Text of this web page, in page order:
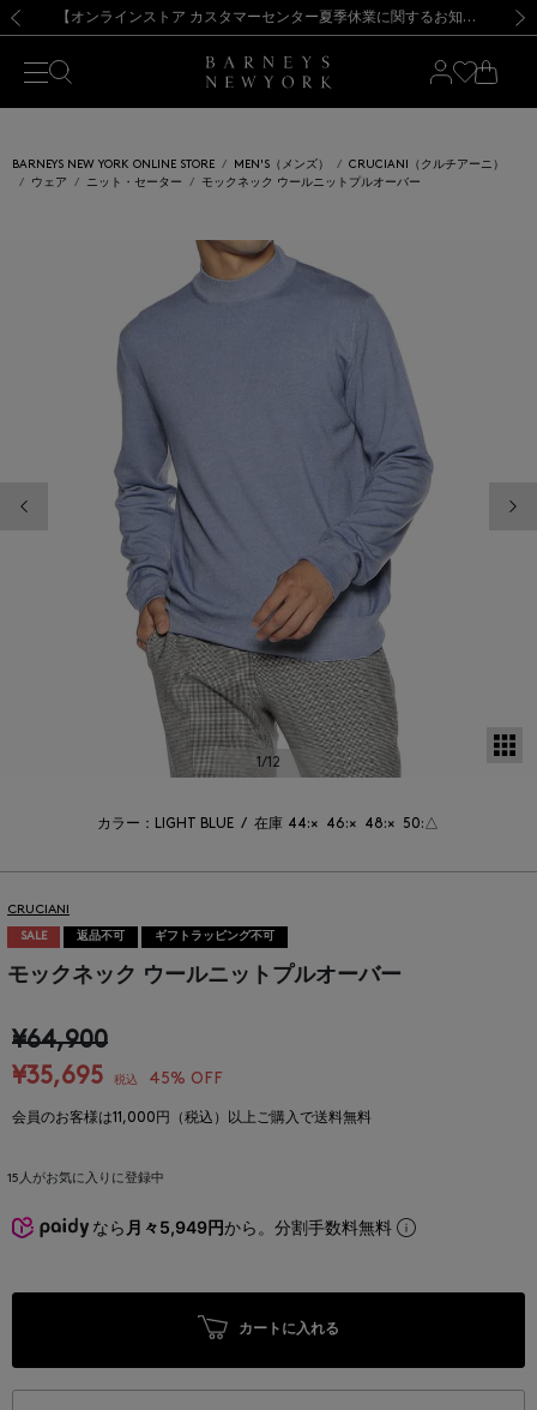
新規登録のお客様も対象！＜MY BARNEYS＞会員のお客様は11,000円（税込）以上のお買上げで常時送料無料！お買い物の際は会員登録を！
【夏季休業に伴う出荷一時停止のお知らせ】(2026.8.7) 【オンラインストア カスタマーセンター夏季休業に関するお知らせ】（2026.8.7）
【夏季休業に伴う返品・交換承り一時停止のお知らせ】（2026.8.5）
熊本県を中心とした地震の影響によるお荷物のお届けについて
【開催中】SUMMER SALEのご案内・ご注意事項 新規登録のお客様も対象！＜MY BARNEYS＞会員のお客様は11,000円（税込）以上のお買上げで常時送料無料！お買い物の際は会員登録を！
【夏季休業に伴う出荷一時停止のお知らせ】(2026.8.7)
BARNEYS NEW YORK ONLINE STORE MEN'S（メンズ）
CRUCIANI（クルチアーニ）
ウェア
ニット・セーター モックネック ウールニットプルオーバー
1/12
カラー：LIGHT BLUE / 在庫 44:× 46:× 48:× 50:△
CRUCIANI
SALE 返品不可 ギフトラッピング不可
モックネック ウールニットプルオーバー
¥64,900
¥35,695
税込 45% OFF
会員のお客様は11,000円（税込）以上ご購入で送料無料
15 人がお気に入りに登録中
なら 月々5,949円から。分割手数料無料
カートに入れる